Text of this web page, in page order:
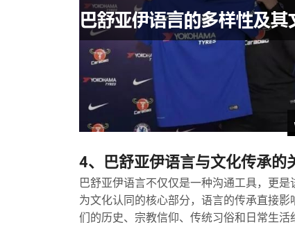
4、巴舒亚伊语言与文化传承的
巴舒亚伊语言不仅仅是一种沟通工具，更
为文化认同的核心部分，语言的传承直接
们的历史、宗教信仰、传统习俗和日常生